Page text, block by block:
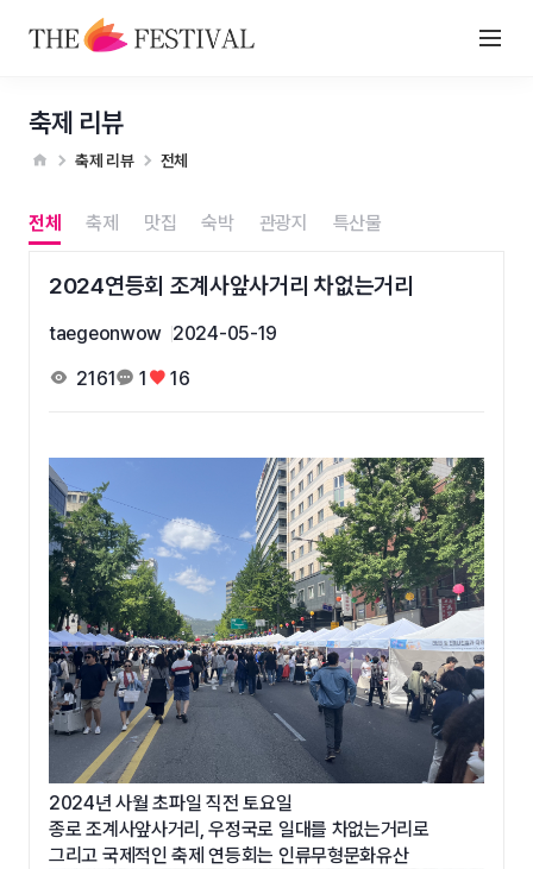
축제 리뷰
축제 리뷰 전체
전체 축제 맛집 숙박 관광지 특산물
2024연등회 조계사앞사거리 차없는거리
taegeonwow 2024-05-19
2161
1 16
2024년 사월 초파일 직전 토요일
종로 조계사앞사거리, 우정국로 일대를 차없는거리로
그리고 국제적인 축제 연등회는 인류무형문화유산